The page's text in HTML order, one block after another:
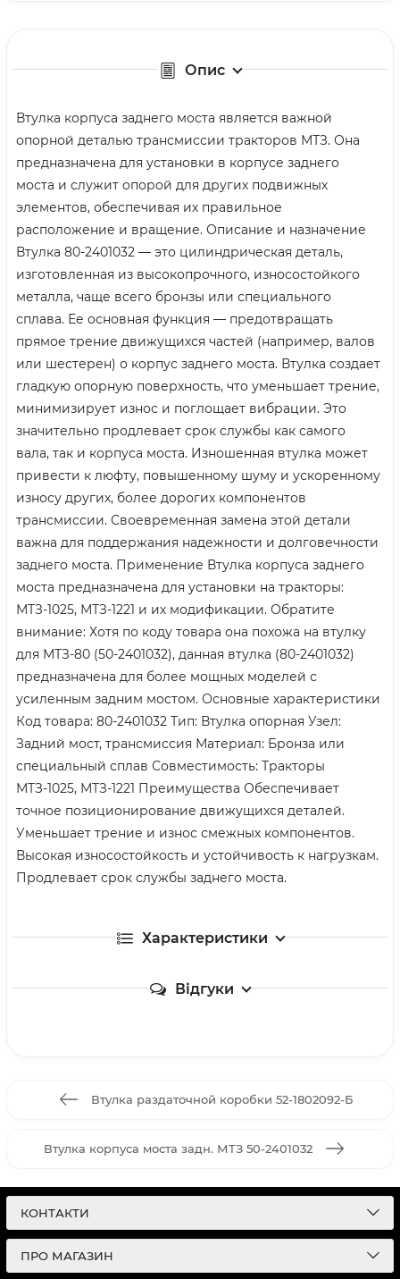
Опис
Втулка корпуса заднего моста является важной
опорной деталью трансмиссии тракторов МТЗ. Она
предназначена для установки в корпусе заднего
моста и служит опорой для других подвижных
элементов, обеспечивая их правильное
расположение и вращение. Описание и назначение
Втулка 80-2401032 — это цилиндрическая деталь,
изготовленная из высокопрочного, износостойкого
металла, чаще всего бронзы или специального
сплава. Ее основная функция — предотвращать
прямое трение движущихся частей (например, валов
или шестерен) о корпус заднего моста. Втулка создает
гладкую опорную поверхность, что уменьшает трение,
минимизирует износ и поглощает вибрации. Это
значительно продлевает срок службы как самого
вала, так и корпуса моста. Изношенная втулка может
привести к люфту, повышенному шуму и ускоренному
износу других, более дорогих компонентов
трансмиссии. Своевременная замена этой детали
важна для поддержания надежности и долговечности
заднего моста. Применение Втулка корпуса заднего
моста предназначена для установки на тракторы:
МТЗ-1025, МТЗ-1221 и их модификации. Обратите
внимание: Хотя по коду товара она похожа на втулку
для МТЗ-80 (50-2401032), данная втулка (80-2401032)
предназначена для более мощных моделей с
усиленным задним мостом. Основные характеристики
Код товара: 80-2401032 Тип: Втулка опорная Узел:
Задний мост, трансмиссия Материал: Бронза или
специальный сплав Совместимость: Тракторы
МТЗ-1025, МТЗ-1221 Преимущества Обеспечивает
точное позиционирование движущихся деталей.
Уменьшает трение и износ смежных компонентов.
Высокая износостойкость и устойчивость к нагрузкам.
Продлевает срок службы заднего моста.
Характеристики
Відгуки
Втулка раздаточной коробки 52-1802092-Б
Втулка корпуса моста задн. МТЗ 50-2401032
КОНТАКТИ
ПРО МАГАЗИН